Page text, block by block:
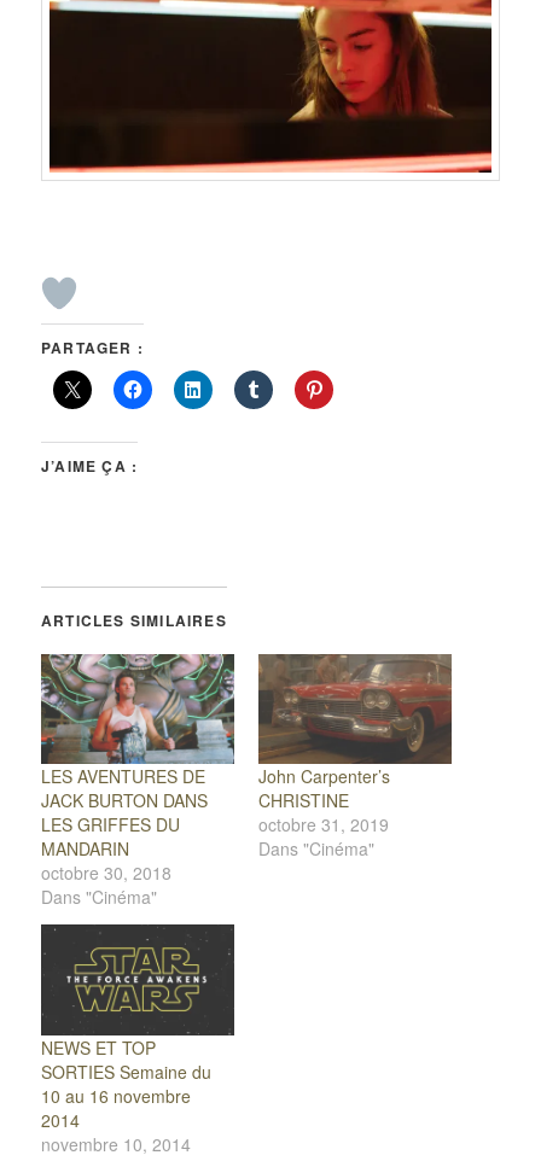
PARTAGER :
J’AIME ÇA :
ARTICLES SIMILAIRES
LES AVENTURES DE
JACK BURTON DANS
LES GRIFFES DU
MANDARIN
octobre 30, 2018
Dans "Cinéma"
John Carpenter’s
CHRISTINE
octobre 31, 2019
Dans "Cinéma"
NEWS ET TOP
SORTIES Semaine du
10 au 16 novembre
2014
novembre 10, 2014